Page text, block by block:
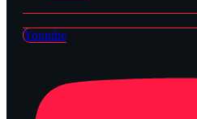
Youtube